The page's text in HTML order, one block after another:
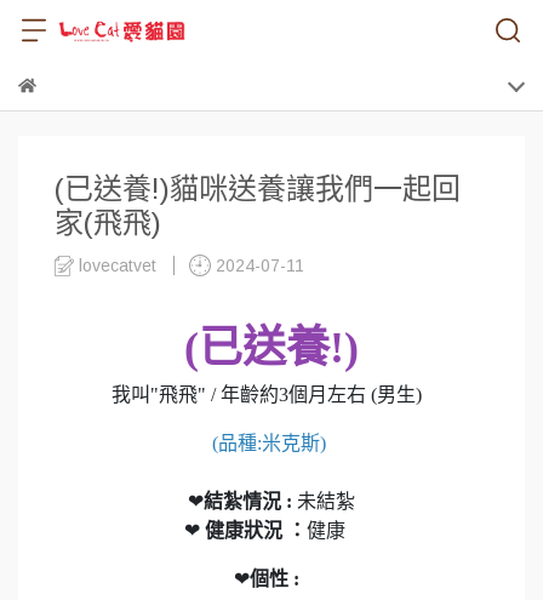
(已送養!)貓咪送養讓我們一起回
家(飛飛)
lovecatvet 2024-07-11
(已送養!)
我叫"飛飛" / 年齡約3個月左右 (男生)
(品種:米克斯)
❤結紮情況 : 未結紮
❤ 健康狀況 ： 健康
❤個性 :